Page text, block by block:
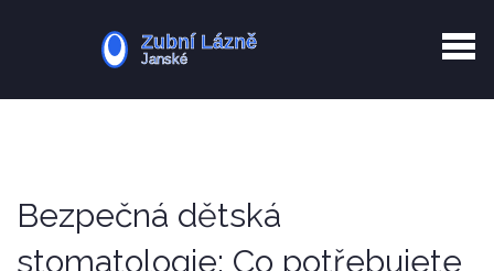
Zotavení po extrakci
Bezpečná dětská
stomatologie: Co potřebujete